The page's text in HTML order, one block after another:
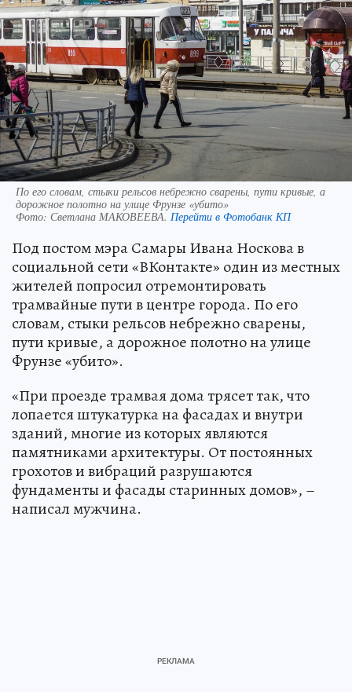
По его словам, стыки рельсов небрежно сварены, пути кривые, а
дорожное полотно на улице Фрунзе «убито»
Фото: Светлана МАКОВЕЕВА. Перейти в Фотобанк КП
Под постом мэра Самары Ивана Носкова в
социальной сети «ВКонтакте» один из местных
жителей попросил отремонтировать
трамвайные пути в центре города. По его
словам, стыки рельсов небрежно сварены,
пути кривые, а дорожное полотно на улице
Фрунзе «убито».
«При проезде трамвая дома трясет так, что
лопается штукатурка на фасадах и внутри
зданий, многие из которых являются
памятниками архитектуры. От постоянных
грохотов и вибраций разрушаются
фундаменты и фасады старинных домов», –
написал мужчина.